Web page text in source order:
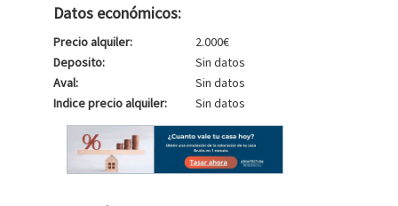
Datos económicos:
Precio alquiler:
2.000€
Deposito:
Sin datos
Aval:
Sin datos
Indice precio alquiler:
Sin datos